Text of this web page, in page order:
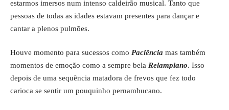
estarmos imersos num intenso caldeirão musical. Tanto que
pessoas de todas as idades estavam presentes para dançar e
cantar a plenos pulmões.
Houve momento para sucessos como Paciência mas também
momentos de emoção como a sempre bela Relampiano. Isso
depois de uma sequência matadora de frevos que fez todo
carioca se sentir um pouquinho pernambucano.